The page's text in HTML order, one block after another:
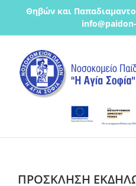
Μετάβαση
περιεχόμενο
Θηβών και
ΠΡΟΣΚΛΗΣΗ